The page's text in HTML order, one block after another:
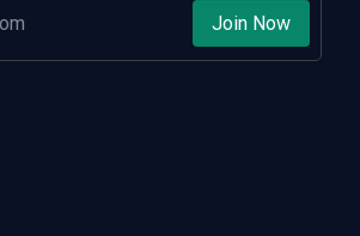
Join Now